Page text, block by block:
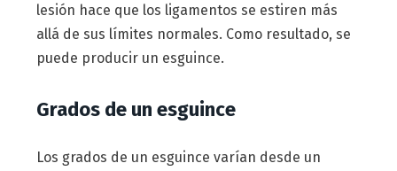
lesión hace que los ligamentos se estiren más
allá de sus límites normales. Como resultado, se
puede producir un esguince.
Grados de un esguince
Los grados de un esguince varían desde un